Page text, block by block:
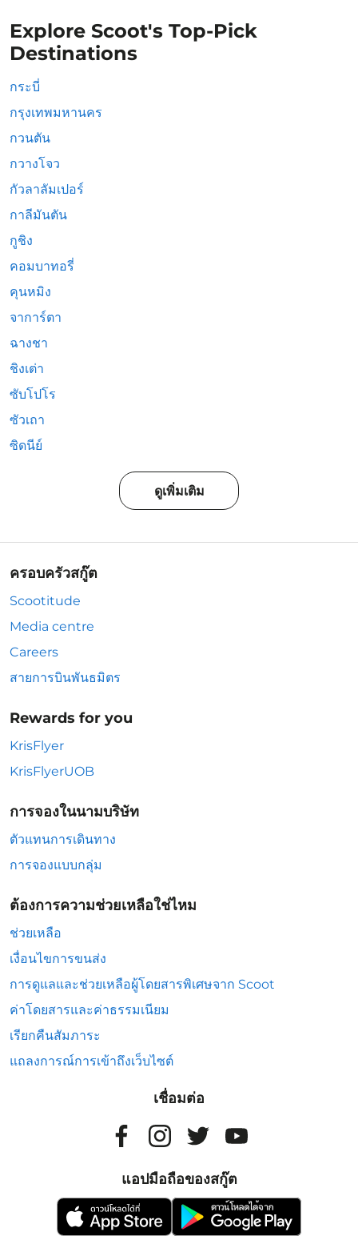
Explore Scoot's Top-Pick
Destinations
กระบี่
กรุงเทพมหานคร
กวนตัน
กวางโจว
กัวลาลัมเปอร์
กาลีมันตัน
กูชิง
คอมบาทอรี่
คุนหมิง
จาการ์ตา
ฉางชา
ชิงเต่า
ซับโปโร
ซัวเถา
ซิดนีย์
ดูเพิ่มเติม
ครอบครัวสกู๊ต
Scootitude
Media centre
Careers
สายการบินพันธมิตร
Rewards for you
KrisFlyer
KrisFlyerUOB
การจองในนามบริษัท
ตัวแทนการเดินทาง
การจองแบบกลุ่ม
ต้องการความช่วยเหลือใช่ไหม
ช่วยเหลือ
เงื่อนไขการขนส่ง
การดูแลและช่วยเหลือผู้โดยสารพิเศษจาก Scoot
ค่าโดยสารและค่าธรรมเนียม
เรียกคืนสัมภาระ
แถลงการณ์การเข้าถึงเว็บไซต์
เชื่อมต่อ
แอปมือถือของสกู๊ต